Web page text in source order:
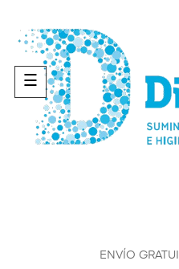
Navegación
de
palanca
☰
Navegación
de
palanca
☰
ENVÍO